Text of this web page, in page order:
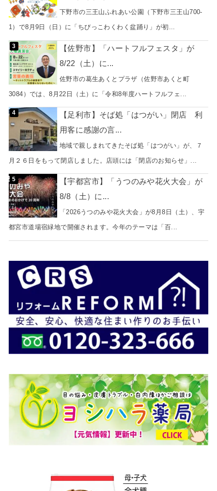
下野市の三王山ふれあい公園（下野市三王山700-
1）で8月9日（日）に「ちびっこわくわく盆踊り」が初...
【佐野市】「ハートフルフェスタ」が
8/22（土）に...
佐野市の葛生あくとプラザ（佐野市あくと町
3084）では、8月22日（土）に「令和8年度ハートフルフェ...
【足利市】そば処「はつがい」閉店 利
用客に感謝の言...
地域で親しまれてきたそば処「はつがい」が、７
月２６日をもって閉店しました。店頭には「閉店のお知らせ」...
【宇都宮市】「うつのみや花火大会」が
8/8（土）に...
「2026うつのみや花火大会」が8月8日（土）、宇
都宮市道場宿緑地で開催されます。今年のテーマは「百...